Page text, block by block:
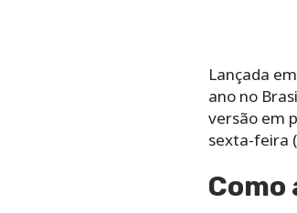
Lançada
ano no
versão em
sexta-feira
Como